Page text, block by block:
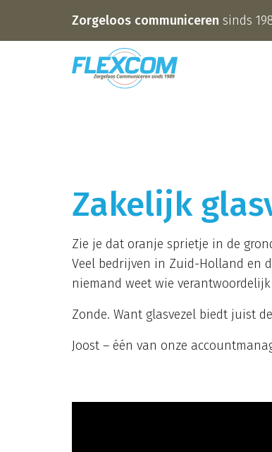
Zorgeloos communiceren sinds
Zakelijk
Zie je dat oranje sprietje in de
Veel bedrijven in Zuid-Holland en
niemand weet wie
Zonde. Want glasvezel biedt juist
Joost – één van onze